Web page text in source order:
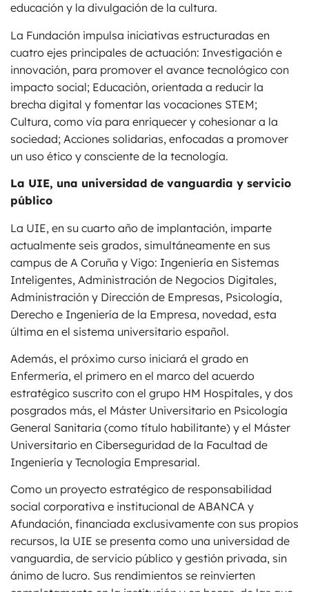
educación y la divulgación de la cultura.
La Fundación impulsa iniciativas estructuradas en
cuatro ejes principales de actuación: Investigación e
innovación, para promover el avance tecnológico con
impacto social; Educación, orientada a reducir la
brecha digital y fomentar las vocaciones STEM;
Cultura, como vía para enriquecer y cohesionar a la
sociedad; Acciones solidarias, enfocadas a promover
un uso ético y consciente de la tecnología.
La UIE, una universidad de vanguardia y servicio
público
La UIE, en su cuarto año de implantación, imparte
actualmente seis grados, simultáneamente en sus
campus de A Coruña y Vigo: Ingeniería en Sistemas
Inteligentes, Administración de Negocios Digitales,
Administración y Dirección de Empresas, Psicología,
Derecho e Ingeniería de la Empresa, novedad, esta
última en el sistema universitario español.
Además, el próximo curso iniciará el grado en
Enfermería, el primero en el marco del acuerdo
estratégico suscrito con el grupo HM Hospitales, y dos
posgrados más, el Máster Universitario en Psicología
General Sanitaria (como título habilitante) y el Máster
Universitario en Ciberseguridad de la Facultad de
Ingeniería y Tecnología Empresarial.
Como un proyecto estratégico de responsabilidad
social corporativa e institucional de ABANCA y
Afundación, financiada exclusivamente con sus propios
recursos, la UIE se presenta como una universidad de
vanguardia, de servicio público y gestión privada, sin
ánimo de lucro. Sus rendimientos se reinvierten